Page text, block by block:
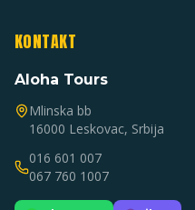
KONTAKT
Aloha Tours
Mlinska bb
16000 Leskovac, Srbija
016 601 007
067 760 1007